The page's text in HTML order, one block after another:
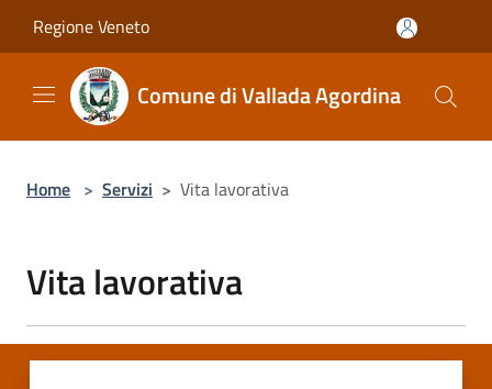
Regione Veneto
Comune di Vallada Agordina
Home > Servizi > Vita lavorativa
Vita lavorativa